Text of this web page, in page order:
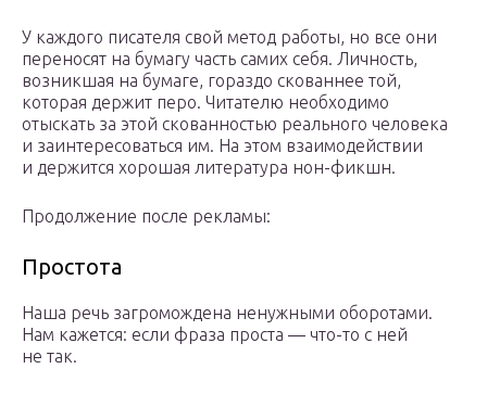
У каждого писателя свой метод работы, но все они
переносят на бумагу часть самих себя. Личность,
возникшая на бумаге, гораздо скованнее той,
которая держит перо. Читателю необходимо
отыскать за этой скованностью реального человека
и заинтере­соваться им. На этом взаимодействии
и держится хорошая литература нон-фикшн.
Продолжение после рекламы:
Простота
Наша речь загромождена ненужными оборотами.
Нам кажется: если фраза проста — что-то с ней
не так.